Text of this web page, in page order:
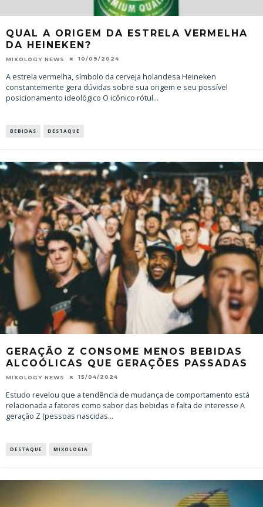
QUAL A ORIGEM DA ESTRELA VERMELHA
DA HEINEKEN?
MIXOLOGY NEWS 10/09/2024
A estrela vermelha, símbolo da cerveja holandesa Heineken
constantemente gera dúvidas sobre sua origem e seu possível
posicionamento ideológico O icônico rótul...
BEBIDAS DESTAQUE
GERAÇÃO Z CONSOME MENOS BEBIDAS
ALCOÓLICAS QUE GERAÇÕES PASSADAS
MIXOLOGY NEWS 15/04/2024
Estudo revelou que a tendência de mudança de comportamento está
relacionada a fatores como sabor das bebidas e falta de interesse A
geração Z (pessoas nascidas...
DESTAQUE MIXOLOGIA